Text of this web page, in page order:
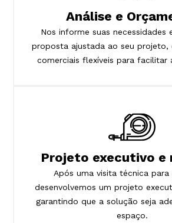
Análise e
Nos informe suas necessidades
proposta ajustada ao seu projeto,
comerciais flexíveis para facilitar
Projeto executivo e
Após uma visita técnica para
desenvolvemos um projeto
garantindo que a solução seja
espaço.